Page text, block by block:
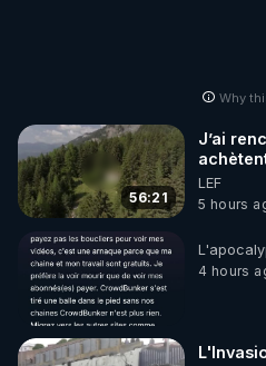
Why
56:21
J’ai
survivre
LEF
5 hours
4 hours